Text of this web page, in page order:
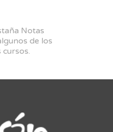
Notas
de los